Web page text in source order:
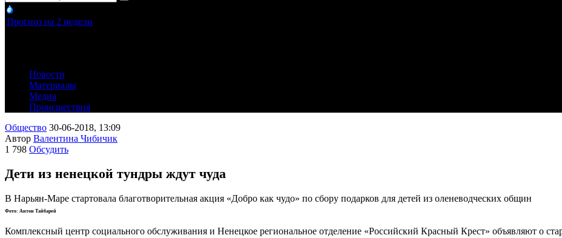
Прогноз на 2 недели
Новости
Материалы
Медиа
Происшествия
Общество 30-06-2018, 13:09
Автор Валентина Чибичик
1 798 Обсудить
Дети из ненецкой тундры ждут чуда
В Нарьян-Маре стартовала благотворительная акция «Добро как чудо» по сбору подарков для детей из оленеводческих общин
Фото: Антон Тайбарей
Комплексный центр социального обслуживания и Ненецкое региональное отделение «Российский Красный Крест» объявляют о